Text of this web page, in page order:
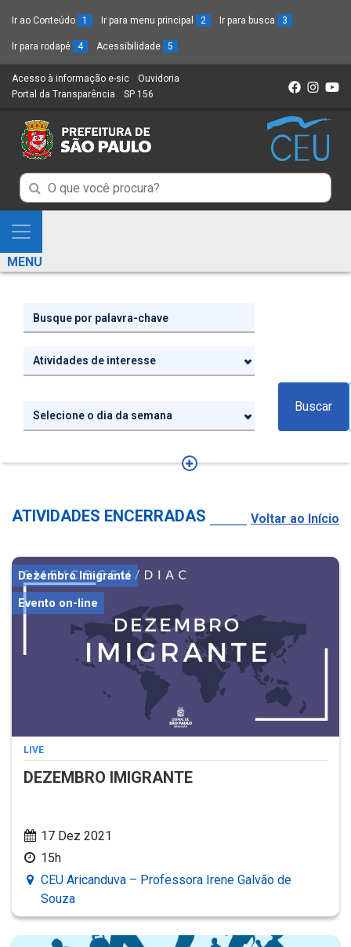
Ir ao Conteúdo 1 Ir para menu principal 2 Ir para busca 3
Ir para rodapé 4 Acessibilidade 5
Acesso à informação e-sic (Link
para
novo
sítio)
Ouvidoria
Portal da Transparência (Link
um
novo
SP 156
Campo
de
Busca
de
Campo
de
de
informações
Mostra
e
Esconde
Menu
MENU
Atividades de interesse
Selecione o dia da semana
Buscar
ATIVIDADES ENCERRADAS Voltar ao Início
Dezembro Imigrante
Evento on-line
LIVE
DEZEMBRO IMIGRANTE
17 Dez 2021
15h
CEU Aricanduva – Professora Irene Galvão de
Souza